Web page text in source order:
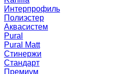
Интерпрофиль
Полиэстер
Аквасистем
Pural
Pural Matt
Стинержи
Стандарт
Премиум